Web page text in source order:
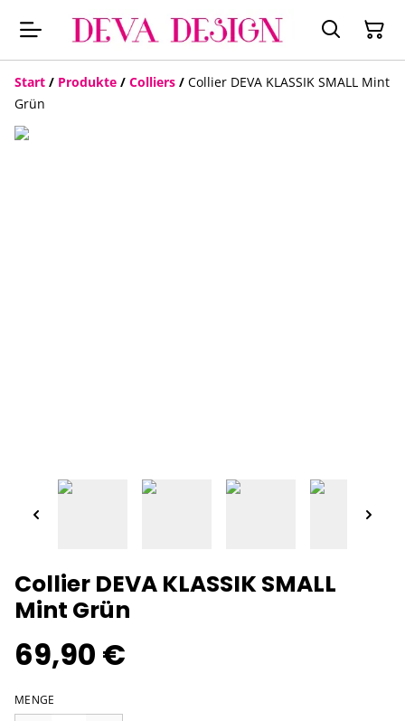
Start / Produkte / Colliers / Collier DEVA KLASSIK SMALL Mint
Grün
Collier DEVA KLASSIK SMALL
Mint Grün
69,90 €
MENGE